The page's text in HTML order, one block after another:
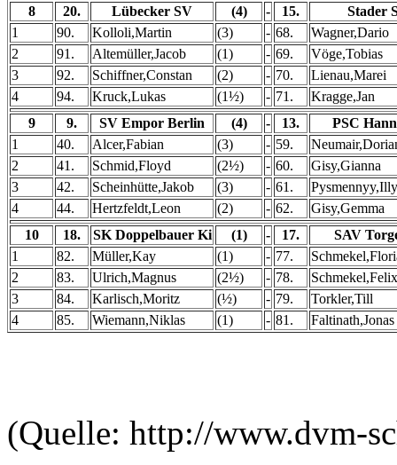
8
20. Lübecker SV (4) - 15.
Stader
1
90. Kolloli,Martin (3) - 68.
Wagner,Dario
2
91. Altemüller,Jacob (1) - 69.
Vöge,Tobias
3
92. Schiffner,Constan (2) - 70.
Lienau,Marei
4
94. Kruck,Lukas (1½) - 71.
Kragge,Jan
9
9. SV Empor Berlin (4) - 13.
PSC
1
40. Alcer,Fabian (3) - 59.
2
41. Schmid,Floyd (2½) - 60.
Gisy,Gianna
3
42. Scheinhütte,Jakob (3) - 61.
4
44. Hertzfeldt,Leon (2) - 62.
Gisy,Gemma
10
18. SK Doppelbauer Ki (1) - 17.
SAV
1
82. Müller,Kay (1) - 77.
2
83. Ulrich,Magnus (2½) - 78.
Schmekel,Felix
3
84. Karlisch,Moritz (½) - 79.
Torkler,Till
4
85. Wiemann,Niklas (1) - 81. Faltinath,Jonas
(Quelle: http://www.dvm-